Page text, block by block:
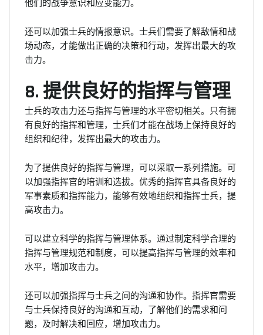
还可以加强士兵的情报意识。士兵们需要了解敌情和战
场动态，才能做出正确的决策和行动，发挥出最大的攻
击力。
8. 提供良好的指挥与管理
士兵的攻击力还与指挥与管理的水平密切相关。只有拥
有良好的指挥和管理，士兵们才能在战场上保持良好的
组织和纪律，发挥出最大的攻击力。
为了提供良好的指挥与管理，可以采取一系列措施。可
以加强指挥官的培训和选拔。优秀的指挥官具备良好的
军事素质和指挥能力，能够有效地组织和指挥士兵，提
高攻击力。
可以建立科学的指挥与管理体系。通过制定科学合理的
指挥与管理规范和制度，可以提高指挥与管理的效率和
水平，增加攻击力。
还可以加强指挥与士兵之间的沟通和协作。指挥官需要
与士兵保持良好的沟通和互动，了解他们的需求和问
题，及时解决和回应，增加攻击力。